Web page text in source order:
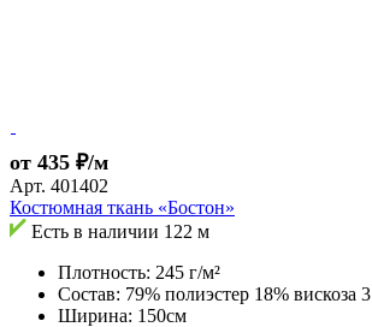
от 435 ₽/м
Арт. 401402
Костюмная ткань «Бостон»
Есть в наличии 122 м
Плотность: 245 г/м²
Состав: 79% полиэстер 18% вискоза 3
Ширина: 150см